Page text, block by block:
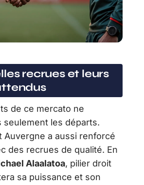
recrues et leurs
de ce mercato ne
seulement les départs.
Auvergne a aussi renforcé
des recrues de qualité. En
Alaalatoa, pilier droit
sa puissance et son